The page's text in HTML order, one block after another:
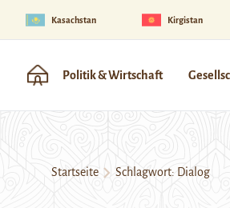
Kasachstan Kirgistan
Politik & Wirtschaft
Startseite Schlagwort: Dialog